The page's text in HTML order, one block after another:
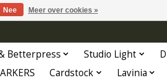
Betterpress Studio Light
Cardstock Lavinia
Nee Meer over cookies »